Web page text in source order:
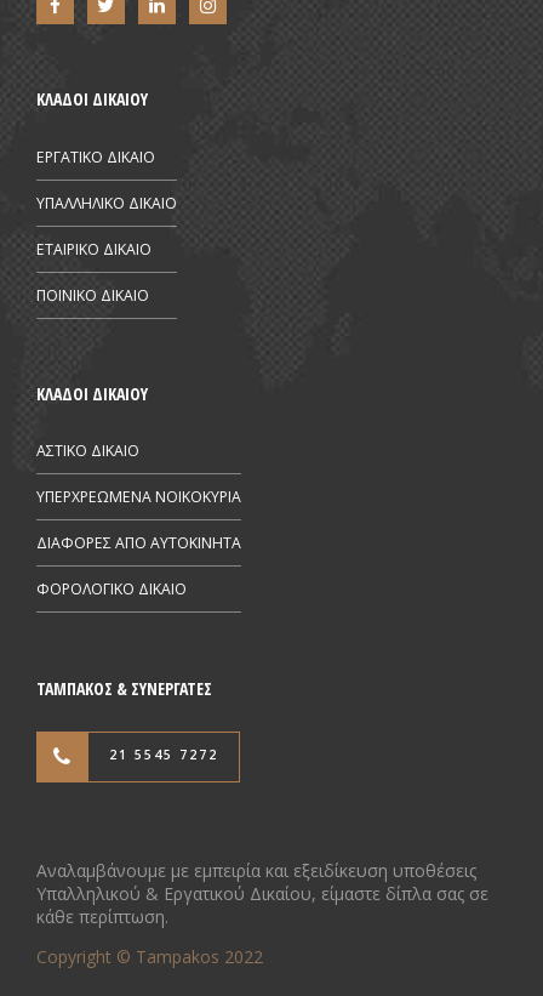
ΚΛΑΔΟΙ ΔΙΚΑΙΟΥ
ΕΡΓΑΤΙΚΟ ΔΙΚΑΙΟ
ΥΠΑΛΛΗΛΙΚΟ ΔΙΚΑΙΟ
ΕΤΑΙΡΙΚΟ ΔΙΚΑΙΟ
ΠΟΙΝΙΚΟ ΔΙΚΑΙΟ
ΚΛΑΔΟΙ ΔΙΚΑΙΟΥ
ΑΣΤΙΚΟ ΔΙΚΑΙΟ
ΥΠΕΡΧΡΕΩΜΕΝΑ ΝΟΙΚΟΚΥΡΙΑ
ΔΙΑΦΟΡΕΣ ΑΠΟ AYTOKINHTA
ΦΟΡΟΛΟΓΙΚΟ ΔΙΚΑΙΟ
ΤΑΜΠΑΚΟΣ & ΣΥΝΕΡΓΑΤΕΣ
21 5545 7272
Αναλαμβάνουμε με εμπειρία και εξειδίκευση υποθέσεις
Υπαλληλικού & Εργατικού Δικαίου, είμαστε δίπλα σας σε
κάθε περίπτωση.
Copyright © Tampakos 2022